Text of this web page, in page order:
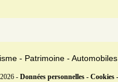
- Patrimoine - Automobiles
- Données personnelles - Cookies